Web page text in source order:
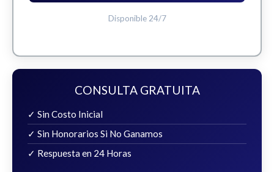
Disponible 24/7
CONSULTA GRATUITA
✓ Sin Costo Inicial
✓ Sin Honorarios Si No Ganamos
✓ Respuesta en 24 Horas